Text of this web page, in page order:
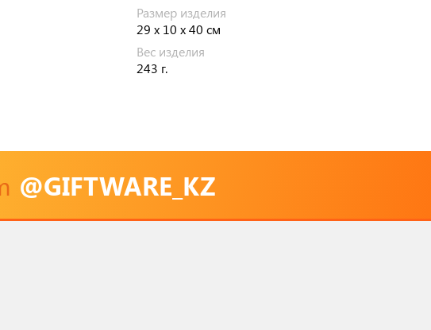
Размер изделия
29 х 10 х 40 см
Вес изделия
243 г.
@GIFTWARE_KZ